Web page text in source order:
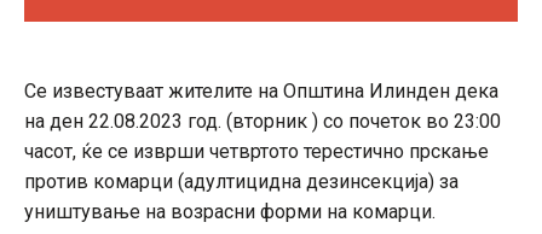
Се известуваат жителите на Општина Илинден дека
на ден 22.08.2023 год. (вторник ) со почеток во 23:00
часот, ќе се изврши четвртото терестично прскање
против комарци (адултицидна дезинсекција) за
уништување на возрасни форми на комарци.